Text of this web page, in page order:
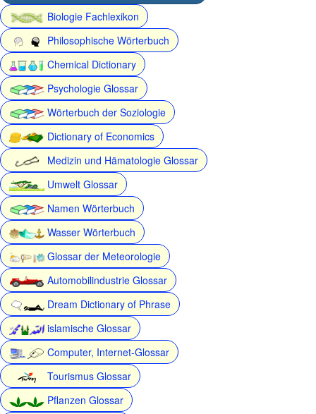
Biologie Fachlexikon
Philosophische Wörterbuch
Chemical Dictionary
Psychologie Glossar
Wörterbuch der Soziologie
Dictionary of Economics
Medizin und Hämatologie Glossar
Umwelt Glossar
Namen Wörterbuch
Wasser Wörterbuch
Glossar der Meteorologie
Automobilindustrie Glossar
Dream Dictionary of Phrase
islamische Glossar
Computer, Internet-Glossar
Tourismus Glossar
Pflanzen Glossar